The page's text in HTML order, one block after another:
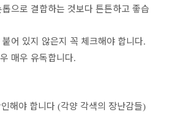
으로 결합하는 것보다 튼튼하고 좋습
어 있지 않은지 꼭 체크해야 합니다.
매우 유독합니다.
해야 합니다 (각양 각색의 장난감들)